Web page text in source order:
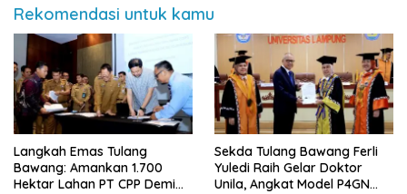
Rekomendasi untuk kamu
Langkah Emas Tulang
Bawang: Amankan 1.700
Hektar Lahan PT CPP Demi
Sekda Tulang Bawang Ferli
Yuledi Raih Gelar Doktor
Unila, Angkat Model P4GN